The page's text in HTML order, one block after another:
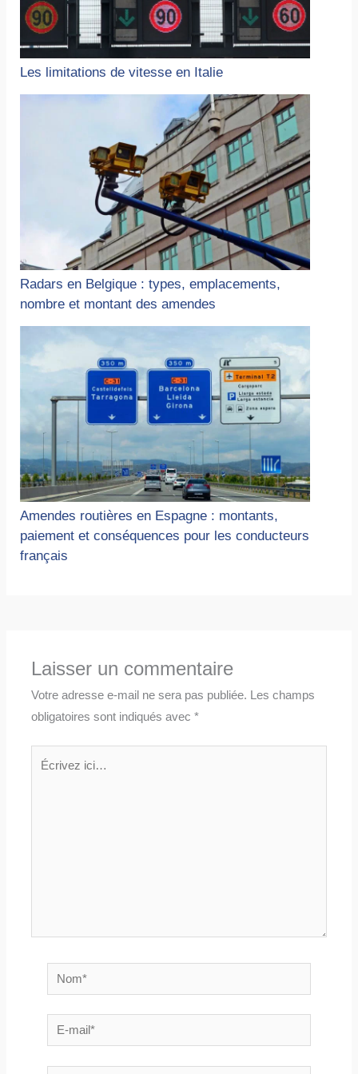
Les limitations de vitesse en Italie
Radars en Belgique : types, emplacements,
nombre et montant des amendes
Amendes routières en Espagne : montants,
paiement et conséquences pour les conducteurs
français
Laisser un commentaire
Votre adresse e-mail ne sera pas publiée.
Les champs
obligatoires sont indiqués avec*
Nom*
E-
mail*